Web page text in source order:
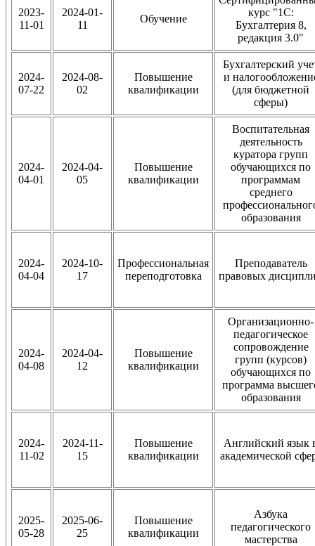
2023-
11-01
2024-01-
11
Обучение
курс "1С:
Бухгалтерия 8,
редакция 3.0"
2024-
07-22
2024-08-
02
Повышение
квалификации
Бухгалтерский
и
(для бюджетной
сферы)
2024-
04-01
2024-04-
05
Повышение
квалификации
Воспитательная
деятельность
куратора групп
обучающихся по
программам
среднего
образования
2024-
04-04
2024-10-
17
Профессиональная
переподготовка
Преподаватель
правовых
2024-
04-08
2024-04-
12
Повышение
квалификации
Организационно-
педагогическое
сопровождение
групп (курсов)
обучающихся по
программа
образования
2024-
11-02
2024-11-
15
Повышение
квалификации
Английский язык
академической
2025-
05-28
2025-06-
25
Повышение
квалификации
Азбука
педагогического
мастерства